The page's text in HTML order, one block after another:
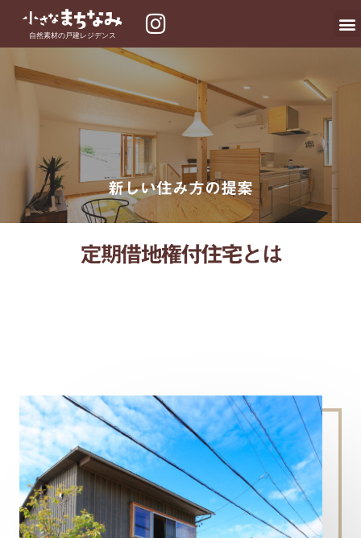
を
自然素材の戸建レジデンス
I
n
s
t
a
g
r
a
m
新しい住み方の提案
定期借地権付住宅とは